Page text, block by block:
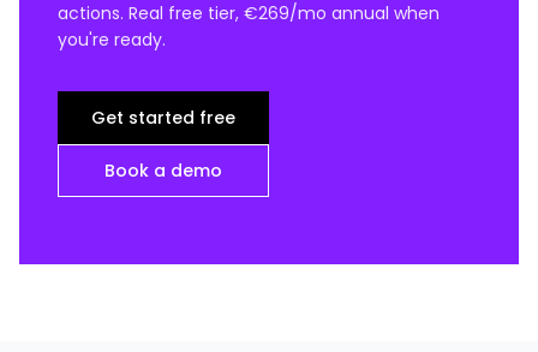
actions. Real free tier, €269/mo annual when
you're ready.
Get started free
Book a demo